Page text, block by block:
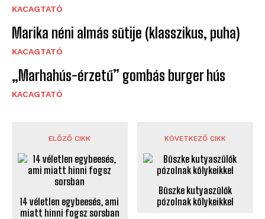
KACAGTATÓ
Marika néni almás sütije (klasszikus, puha)
KACAGTATÓ
„Marhahús-érzetű” gombás burger hús
KACAGTATÓ
ELŐZŐ CIKK
14 véletlen egybeesés, ami
miatt hinni fogsz sorsban
KÖVETKEZŐ CIKK
Büszke kutyaszülők
pózolnak kölykeikkel